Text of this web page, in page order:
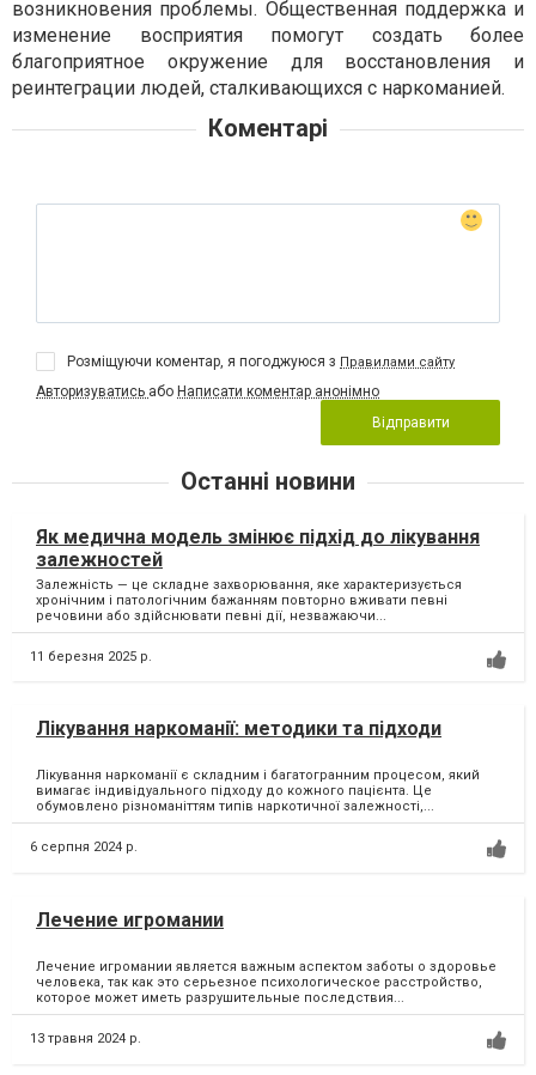
возникновения проблемы. Общественная поддержка и
изменение восприятия помогут создать более
благоприятное окружение для восстановления и
реинтеграции людей, сталкивающихся с наркоманией.
Коментарі
Розміщуючи коментар, я погоджуюся з Правилами сайту
Авторизуватись або Написати коментар анонімно
Відправити
Останні новини
Як медична модель змінює підхід до лікування
залежностей
Залежність — це складне захворювання, яке характеризується
хронічним і патологічним бажанням повторно вживати певні
речовини або здійснювати певні дії, незважаючи...
11 березня 2025 р.
Лікування наркоманії: методики та підходи
Лікування наркоманії є складним і багатогранним процесом, який
вимагає індивідуального підходу до кожного пацієнта. Це
обумовлено різноманіттям типів наркотичної залежності,...
6 серпня 2024 р.
Лечение игромании
Лечение игромании является важным аспектом заботы о здоровье
человека, так как это серьезное психологическое расстройство,
которое может иметь разрушительные последствия...
13 травня 2024 р.